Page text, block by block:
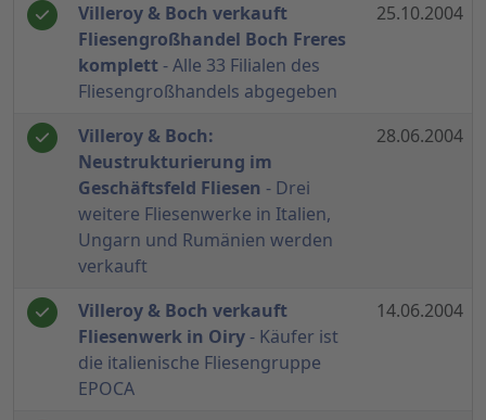
Villeroy & Boch verkauft
Fliesengroßhandel Boch Freres
komplett- Alle 33 Filialen des
Fliesengroßhandels abgegeben
25.10.2004
Villeroy & Boch:
Neustrukturierung im
Geschäftsfeld Fliesen - Drei
weitere Fliesenwerke in Italien,
Ungarn und Rumänien werden
verkauft
28.06.2004
Villeroy & Boch verkauft
Fliesenwerk in Oiry- Käufer ist
die italienische Fliesengruppe
EPOCA
14.06.2004